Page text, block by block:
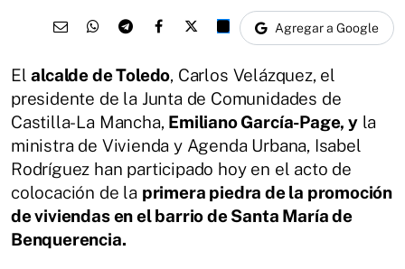
Agregar a Google
Elalcalde de Toledo, Carlos Velázquez, el
presidente de la Junta de Comunidades de
Castilla-La Mancha, Emiliano García-Page, yla
ministra de Vivienda y Agenda Urbana, Isabel
Rodríguez han participado hoy en el acto de
colocación de la primera piedra de la promoción
de viviendas en el barrio de Santa María de
Benquerencia.